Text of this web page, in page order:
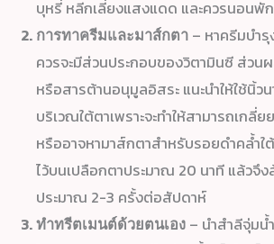
บุหรี่ หลีกเลี่ยงแสงแดด และควรนอนพั
การทาครีมและมาส์กตา – หาครีมบำ
ควรจะมีส่วนประกอบของวิตามินซี ส่ว
หรือสารต้านอนุมูลอิสระ แนะนำให้ใช้นิ้ว
บริเวณใต้ตาเพราะจะทำให้สามารถเกลี่
หรืออาจหามาส์กตาสำหรับรอยดำคล้ำใ
ไว้บนเปลือกตาประมาณ 20 นาที แล้วจึง
ประมาณ 2-3 ครั้งต่อสัปดาห์
ทำทรีตเมนต์ด้วยตนเอง – นำสำลีจุ่มน้